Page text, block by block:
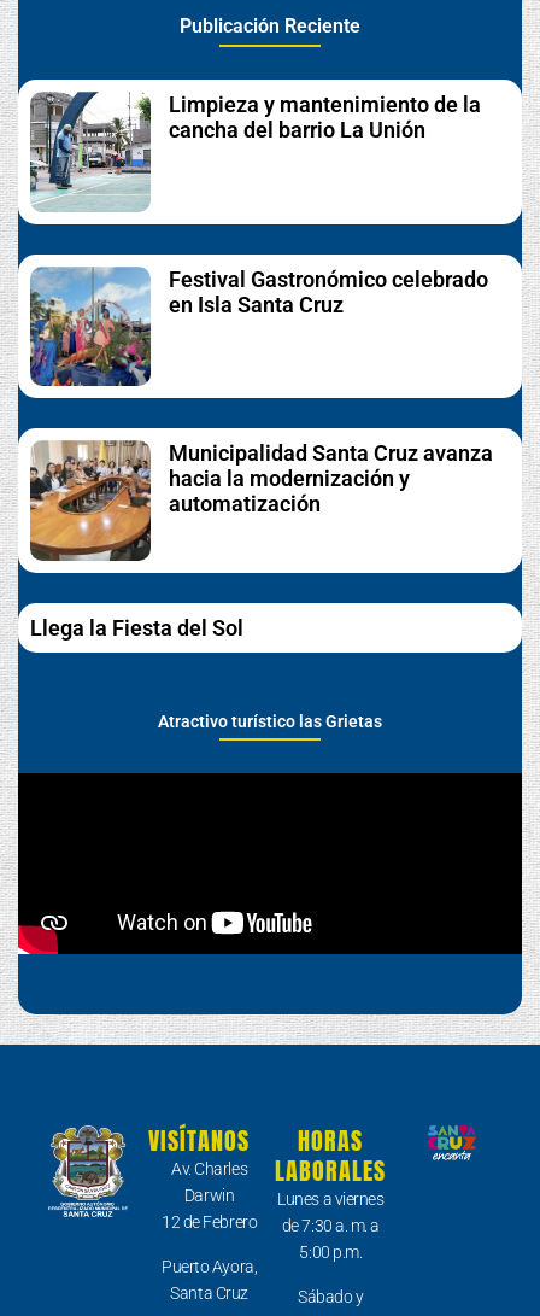
Publicación Reciente
Limpieza y mantenimiento de la
cancha del barrio La Unión
Festival Gastronómico celebrado
en Isla Santa Cruz
Municipalidad Santa Cruz avanza
hacia la modernización y
automatización
Llega la Fiesta del Sol
Atractivo turístico las Grietas
VISÍTANOS
Av. Charles
Darwin
12 de Febrero
Puerto Ayora,
Santa Cruz
HORAS
LABORALES
Lunes a viernes
de 7:30 a. m. a
5:00 p.m.
Sábado y